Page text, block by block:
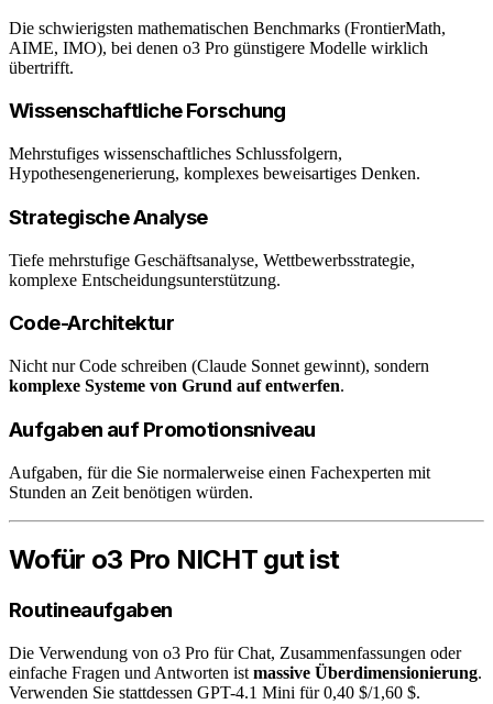
Die schwierigsten mathematischen Benchmarks (FrontierMath,
AIME, IMO), bei denen o3 Pro günstigere Modelle wirklich
übertrifft.
Wissenschaftliche Forschung
Mehrstufiges wissenschaftliches Schlussfolgern,
Hypothesengenerierung, komplexes beweisartiges Denken.
Strategische Analyse
Tiefe mehrstufige Geschäftsanalyse, Wettbewerbsstrategie,
komplexe Entscheidungsunterstützung.
Code-Architektur
Nicht nur Code schreiben (Claude Sonnet gewinnt), sondern
komplexe Systeme von Grund auf entwerfen.
Aufgaben auf Promotionsniveau
Aufgaben, für die Sie normalerweise einen Fachexperten mit
Stunden an Zeit benötigen würden.
Wofür o3 Pro NICHT gut ist
Routineaufgaben
Die Verwendung von o3 Pro für Chat, Zusammenfassungen oder
einfache Fragen und Antworten ist massive Überdimensionierung.
Verwenden Sie stattdessen GPT-4.1 Mini für 0,40 $/1,60 $.